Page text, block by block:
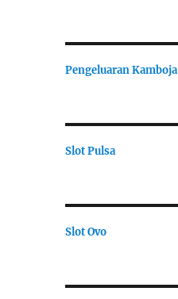
Pengeluaran Kamboja
Slot Pulsa
Slot Ovo